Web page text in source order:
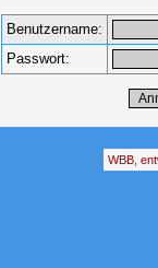
Benutzername:
Passwort:
WBB,